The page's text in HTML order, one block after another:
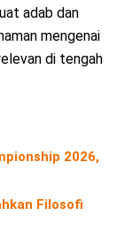
adab dan
mengenai
di tengah
2026,
Filosofi